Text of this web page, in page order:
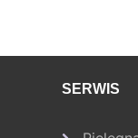
SERWIS